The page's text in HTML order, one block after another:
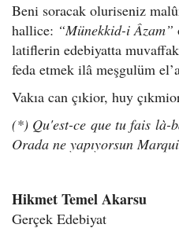
Beni soracak oluriseniz
hallice: “Münekkid-i Âzam”
latiflerin edebiyatta
feda etmek ilâ meşgulüm
Vakıa can çıkior, huy
(*) Qu'est-ce que tu fais là-
Orada ne yapıyorsun
Hikmet Temel Akarsu
Gerçek Edebiyat